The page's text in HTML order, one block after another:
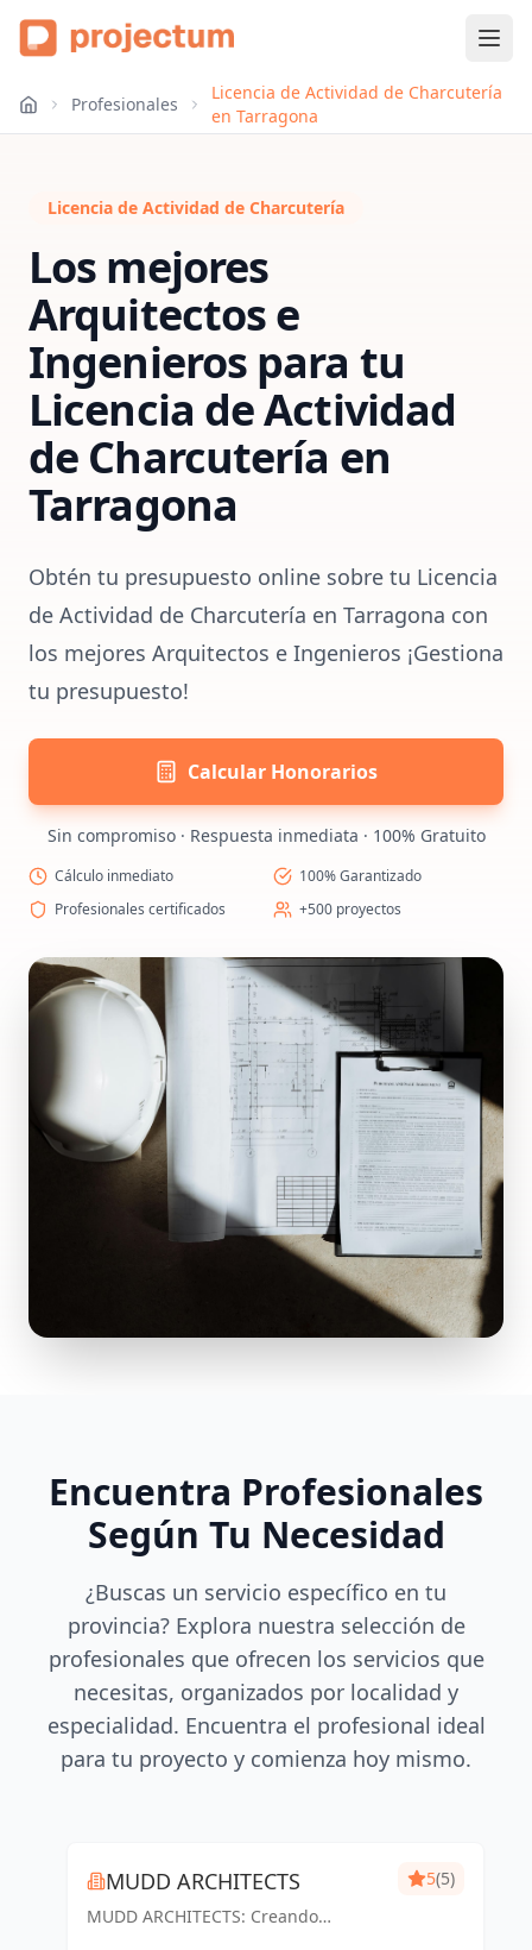
Profesionales
Licencia de Actividad de Charcutería
en Tarragona
Licencia de Actividad de Charcutería
Los mejores
Arquitectos e
Ingenieros para tu
Licencia de Actividad
de Charcutería en
Tarragona
Obtén tu presupuesto online sobre tu Licencia
de Actividad de Charcutería en Tarragona con
los mejores Arquitectos e Ingenieros ¡Gestiona
tu presupuesto!
Calcular Honorarios
Sin compromiso · Respuesta inmediata · 100% Gratuito
Cálculo inmediato
100% Garantizado
Profesionales certificados
+500 proyectos
Encuentra Profesionales
Según Tu Necesidad
¿Buscas un servicio específico en tu
provincia? Explora nuestra selección de
profesionales que ofrecen los servicios que
necesitas, organizados por localidad y
especialidad. Encuentra el profesional ideal
para tu proyecto y comienza hoy mismo.
MUDD ARCHITECTS
MUDD ARCHITECTS: Creando
5(5)